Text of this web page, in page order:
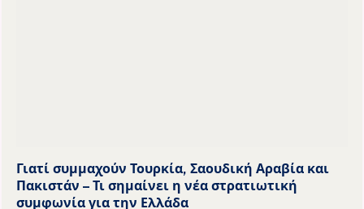
Γιατί συμμαχούν Τουρκία, Σαουδική Αραβία και
Πακιστάν – Τι σημαίνει η νέα στρατιωτική
συμφωνία για την Ελλάδα